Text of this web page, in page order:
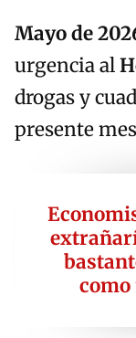
Mayo de
urgencia al
drogas y
presente